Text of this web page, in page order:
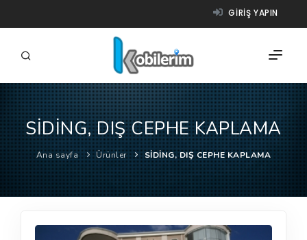
GIRIŞ YAPIN
FIRMALAR
ÜRÜNLER
NASIL ÇALIŞIR?
YARDIM
SİDİNG, DIŞ CEPHE KAPLAMA
Ana sayfa Ürünler SİDİNG, DIŞ CEPHE KAPLAMA